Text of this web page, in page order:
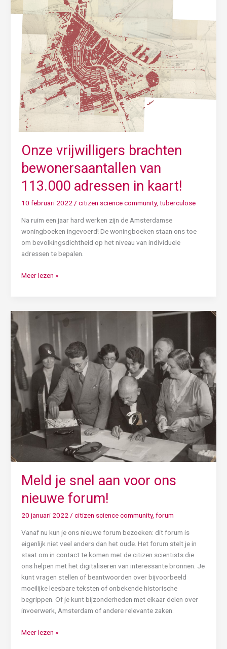
Onze vrijwilligers brachten
bewonersaantallen van
113.000 adressen in kaart!
10 februari 2022 / citizen science community, tuberculose
Na ruim een jaar hard werken zijn de Amsterdamse
woningboeken ingevoerd! De woningboeken staan ons toe
om bevolkingsdichtheid op het niveau van individuele
adressen te bepalen.
brachten
bewonersaantallen
van
113.000
adressen
kaart!
Meer lezen »
Meld je snel aan voor ons
nieuwe forum!
20 januari 2022 / citizen science community, forum
Vanaf nu kun je ons nieuwe forum bezoeken: dit forum is
eigenlijk niet veel anders dan het oude. Het forum stelt je in
staat om in contact te komen met de citizen scientists die
ons helpen met het digitaliseren van interessante bronnen. Je
kunt vragen stellen of beantwoorden over bijvoorbeeld
moeilijke leesbare teksten of onbekende historische
begrippen. Of je kunt bijzonderheden met elkaar delen over
invoerwerk, Amsterdam of andere relevante zaken.
aan
voor
ons
nieuwe
forum!
Meer lezen »